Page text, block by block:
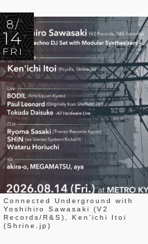
8/
14
FRI
Connected Underground with
Yoshihiro Sawasaki (V2
Records/R&S), Ken’ichi Itoi
(Shrine.jp)